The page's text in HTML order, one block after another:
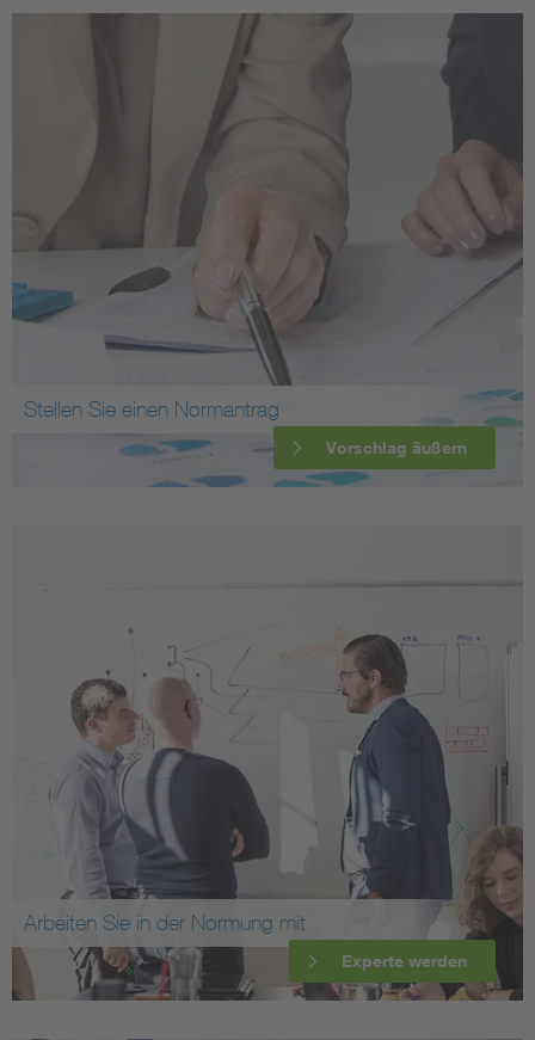
Stellen Sie einen Normantrag
Vorschlag äußern
Arbeiten Sie in der Normung mit
Experte werden